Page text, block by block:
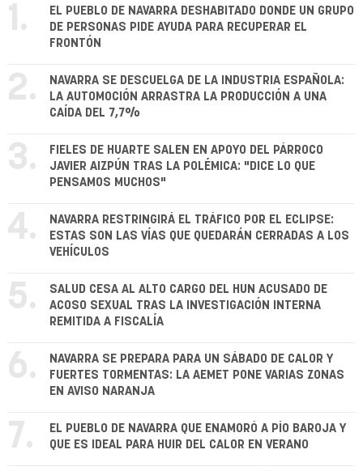
1.
EL PUEBLO DE NAVARRA DESHABITADO DONDE UN GRUPO
DE PERSONAS PIDE AYUDA PARA RECUPERAR EL
FRONTÓN
2.
NAVARRA SE DESCUELGA DE LA INDUSTRIA ESPAÑOLA:
LA AUTOMOCIÓN ARRASTRA LA PRODUCCIÓN A UNA
CAÍDA DEL 7,7%
3.
FIELES DE HUARTE SALEN EN APOYO DEL PÁRROCO
JAVIER AIZPÚN TRAS LA POLÉMICA: "DICE LO QUE
PENSAMOS MUCHOS"
4.
NAVARRA RESTRINGIRÁ EL TRÁFICO POR EL ECLIPSE:
ESTAS SON LAS VÍAS QUE QUEDARÁN CERRADAS A LOS
VEHÍCULOS
5.
SALUD CESA AL ALTO CARGO DEL HUN ACUSADO DE
ACOSO SEXUAL TRAS LA INVESTIGACIÓN INTERNA
REMITIDA A FISCALÍA
6.
NAVARRA SE PREPARA PARA UN SÁBADO DE CALOR Y
FUERTES TORMENTAS: LA AEMET PONE VARIAS ZONAS
EN AVISO NARANJA
7.
EL PUEBLO DE NAVARRA QUE ENAMORÓ A PÍO BAROJA Y
QUE ES IDEAL PARA HUIR DEL CALOR EN VERANO